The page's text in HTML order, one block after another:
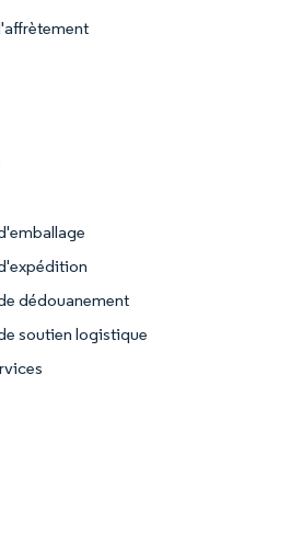
dédouanement
soutien logistique